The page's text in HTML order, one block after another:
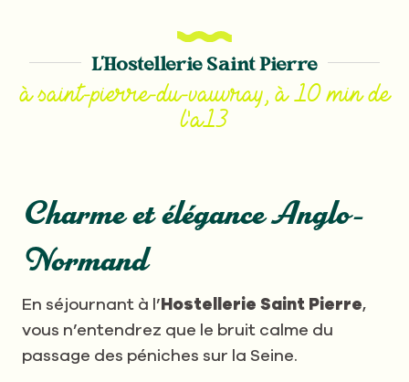
L'Hostellerie Saint Pierre
à saint-pierre-du-vauvray, à 10 min de
l'a13
Charme et élégance Anglo-
Normand
En séjournant à l’ Hostellerie Saint Pierre,
vous n’entendrez que le bruit calme du
passage des péniches sur la Seine.